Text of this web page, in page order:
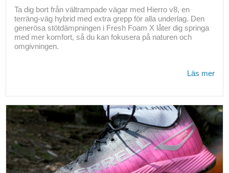
Ta dig bort från vältrampade vägar med Hierro v8, en
terräng-väg hybrid med extra grepp för alla underlag. Den
generösa stötdämpningen i Fresh Foam X låter dig springa
med mer komfort, så du kan fokusera på naturen och
omgivningen.
Läs mer